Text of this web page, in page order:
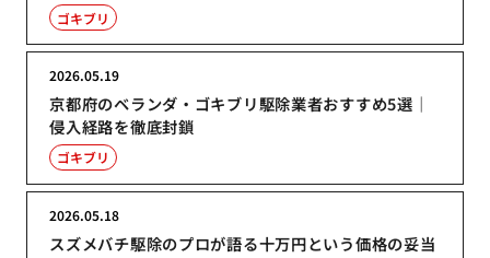
ゴキブリ
京都府のベランダ・ゴキブリ駆除業者おすすめ5選｜
侵入経路を徹底封鎖
2026.05.19
ゴキブリ
スズメバチ駆除のプロが語る十万円という価格の妥当
2026.05.18